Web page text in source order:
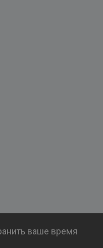
ваше время